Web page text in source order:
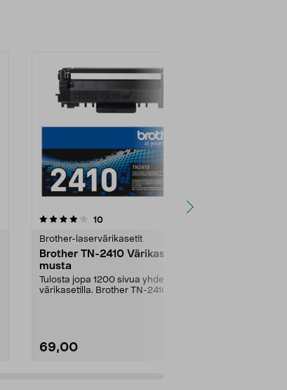
10arvostelut
Brother-laservärikasetit
Brother TN-2410 Värikasetti,
musta
Tulosta jopa 1200 sivua yhdellä
värikasetilla. Brother TN-2410 –
69,00
5.0 viidestä